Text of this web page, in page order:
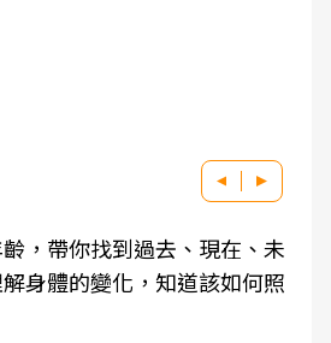
，帶你找到過去、現在、未
身體的變化，知道該如何照